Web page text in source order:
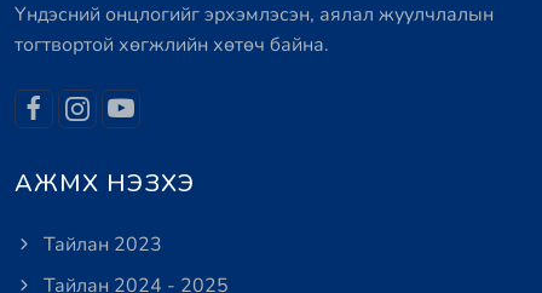
Үндэсний онцлогийг эрхэмлэсэн, аялал жуулчлалын
тогтвортой хөгжлийн хөтөч байна.
АЖМХ НЭЗХЭ
Тайлан 2023
Тайлан 2024 - 2025